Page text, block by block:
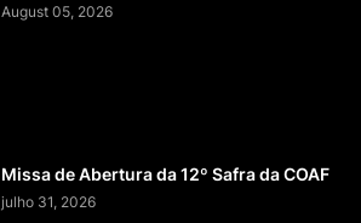
August 05, 2026
Missa de Abertura da 12º Safra da COAF
julho 31, 2026